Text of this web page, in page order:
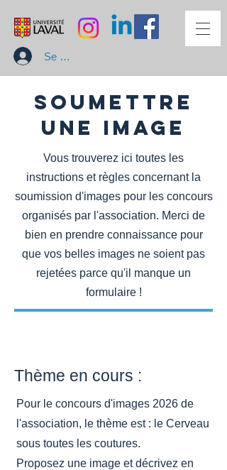
Se connecter
Soumettre
une image
Vous trouverez ici toutes les
instructions et règles concernant la
soumission d'images pour les concours
organisés par l'association. Merci de
bien en prendre connaissance pour
que vos belles images ne soient pas
rejetées parce qu'il manque un
formulaire !
Thème en cours :
Pour le concours d'images 2026 de
l'association, le thème est : le Cerveau
sous toutes les coutures.
Proposez une image et décrivez en